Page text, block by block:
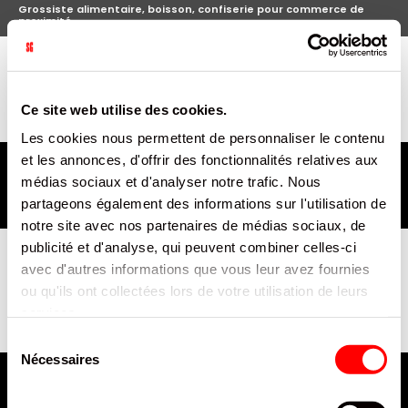
Ce site web utilise des cookies.
Les cookies nous permettent de personnaliser le contenu
et les annonces, d'offrir des fonctionnalités relatives aux
médias sociaux et d'analyser notre trafic. Nous
partageons également des informations sur l'utilisation de
notre site avec nos partenaires de médias sociaux, de
publicité et d'analyse, qui peuvent combiner celles-ci
avec d'autres informations que vous leur avez fournies
ou qu'ils ont collectées lors de votre utilisation de leurs
Nécessaires
Grossiste alimentaire, boisson, confiserie pour commerce de
proximité
Toggle
Se connecter Cart
0
Braderie d'été :des grandes marques boissons,
alimentaires et emballage à prix cassés, pouvant aller
jusqu'à -70% !
Connectez-vous pour en profiter !Premiers arrivés,
premiers servis !
Nous ne pouvons pas trouver des produits
correspondant à la sélection.